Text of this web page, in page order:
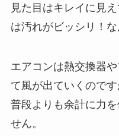
見た目はキレイに見
は汚れがビッシリ！な
エアコンは熱交換器
て風が出ていくので
普段よりも余計に力
せん。